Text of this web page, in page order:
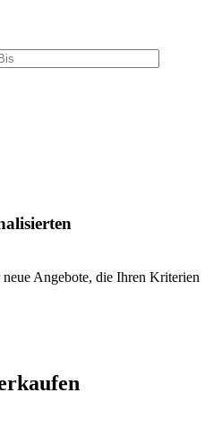
Angebote, die Ihren Kriterien